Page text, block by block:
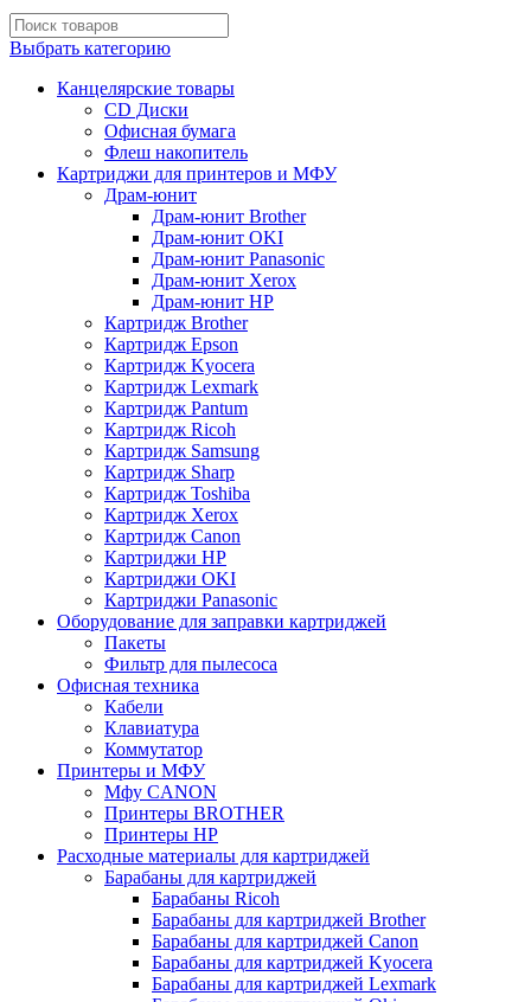
Выбрать категорию
Канцелярские товары
CD Диски
Офисная бумага
Флеш накопитель
Картриджи для принтеров и МФУ
Драм-юнит
Драм-юнит Brother
Драм-юнит OKI
Драм-юнит Panasonic
Драм-юнит Xerox
Драм-юнит НР
Картридж Brother
Картридж Epson
Картридж Kyocera
Картридж Lexmark
Картридж Pantum
Картридж Ricoh
Картридж Samsung
Картридж Sharp
Картридж Toshiba
Картридж Xerox
Картридж Сanon
Картриджи HP
Картриджи OKI
Картриджи Panasonic
Оборудование для заправки картриджей
Пакеты
Фильтр для пылесоса
Офисная техника
Кабели
Клавиатура
Коммутатор
Принтеры и МФУ
Мфу CANON
Принтеры BROTHER
Принтеры HP
Расходные материалы для картриджей
Барабаны для картриджей
Барабаны Ricoh
Барабаны для картриджей Brother
Барабаны для картриджей Canon
Барабаны для картриджей Kyocera
Барабаны для картриджей Lexmark